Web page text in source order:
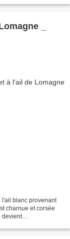
_
l'ail blanc provenant
charnue et corsée
devient